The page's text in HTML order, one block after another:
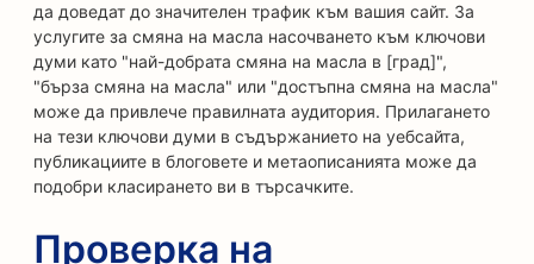
да доведат до значителен трафик към вашия сайт. За
услугите за смяна на масла насочването към ключови
думи като "най-добрата смяна на масла в [град]",
"бърза смяна на масла" или "достъпна смяна на масла"
може да привлече правилната аудитория. Прилагането
на тези ключови думи в съдържанието на уебсайта,
публикациите в блоговете и метаописанията може да
подобри класирането ви в търсачките.
Проверка на